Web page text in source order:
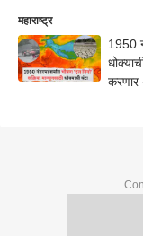
महाराष्ट्र
1950
करणार